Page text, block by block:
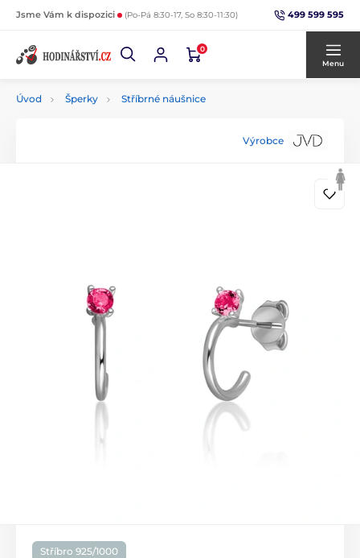
Jsme Vám k dispozici (Po-Pá 8:30-17, So 8:30-11:30) 499 599 595
0
Menu
Úvod Šperky Stříbrné náušnice
Výrobce
Stříbro 925/1000